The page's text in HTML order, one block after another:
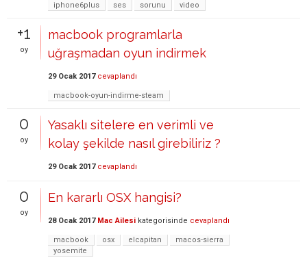
iphone6plus ses sorunu video
+1
oy
macbook programlarla
uğraşmadan oyun indirmek
29 Ocak 2017 cevaplandı
macbook-oyun-indirme-steam
0
oy
Yasaklı sitelere en verimli ve
kolay şekilde nasıl girebiliriz ?
29 Ocak 2017 cevaplandı
0
oy
En kararlı OSX hangisi?
28 Ocak 2017 Mac Ailesi kategorisinde cevaplandı
macbook osx elcapitan
macos-sierra
yosemite